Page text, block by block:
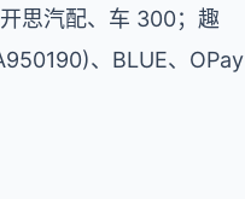
思汽配、车 300；趣
、BLUE、OPay